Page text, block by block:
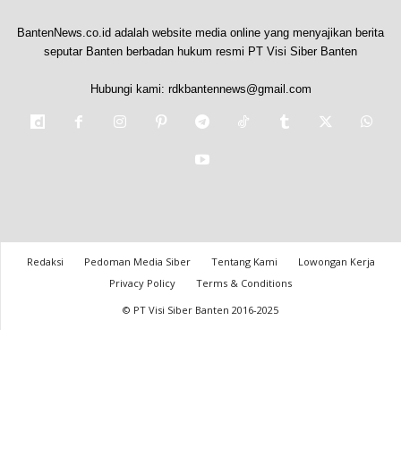
BantenNews.co.id adalah website media online yang menyajikan berita
seputar Banten berbadan hukum resmi PT Visi Siber Banten
Hubungi kami: rdkbantennews@gmail.com
Redaksi Pedoman Media Siber Tentang Kami
Lowongan Kerja
Privacy Policy
Terms & Conditions
© PT Visi Siber Banten 2016-2025